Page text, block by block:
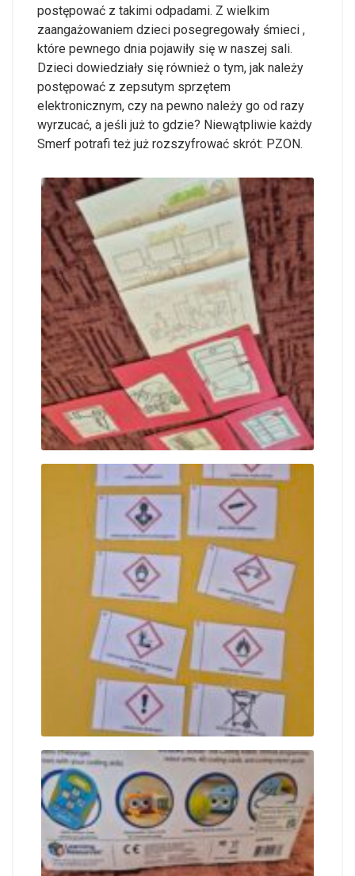
postępować z takimi odpadami. Z wielkim
zaangażowaniem dzieci posegregowały śmieci ,
które pewnego dnia pojawiły się w naszej sali.
Dzieci dowiedziały się również o tym, jak należy
postępować z zepsutym sprzętem
elektronicznym, czy na pewno należy go od razy
wyrzucać, a jeśli już to gdzie? Niewątpliwie każdy
Smerf potrafi też już rozszyfrować skrót: PZON.